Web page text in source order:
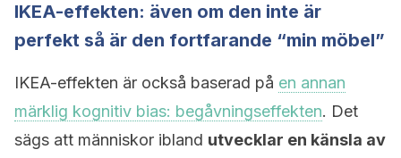
IKEA-effekten: även om den inte är
perfekt så är den fortfarande “min möbel”
IKEA-effekten är också baserad på en annan
märklig kognitiv bias: begåvningseffekten. Det
sägs att människor ibland utvecklar en känsla av